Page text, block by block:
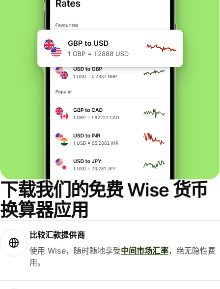
下载我们的免费 Wise 货币
换算器应用
比较汇款提供商
使用 Wise，随时随地享受中间市场汇率，绝无隐性费
用。